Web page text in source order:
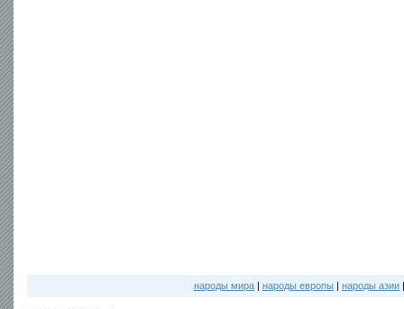
народы мира | народы европы | народы азии